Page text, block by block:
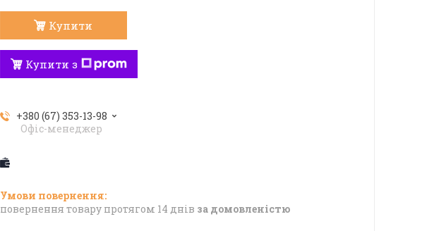
Купити
Купити з
+380 (67) 353-13-98
Офіс-менеджер
повернення товару протягом 14 днів за домовленістю